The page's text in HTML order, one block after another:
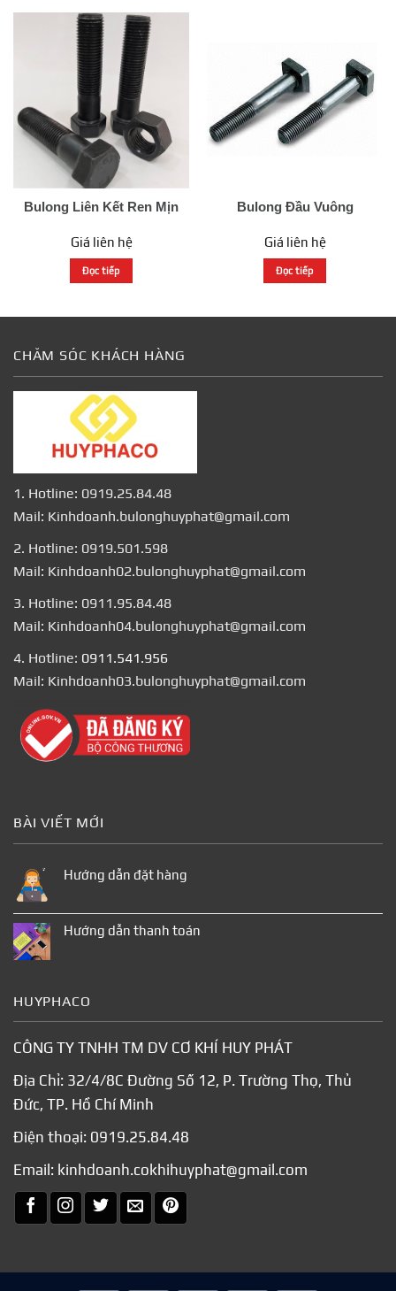
Bulong Liên Kết Ren Mịn
Giá liên hệ
Đọc tiếp
Bulong Đầu Vuông
Giá liên hệ
Đọc tiếp
CHĂM SÓC KHÁCH HÀNG
1. Hotline: 0919.25.84.48
Mail: Kinhdoanh.bulonghuyphat@gmail.com
2. Hotline: 0919.501.598
Mail: Kinhdoanh02.bulonghuyphat@gmail.com
3. Hotline: 0911.95.84.48
Mail: Kinhdoanh04.bulonghuyphat@gmail.com
4. Hotline: 0911.541.956
Mail: Kinhdoanh03.bulonghuyphat@gmail.com
BÀI VIẾT MỚI
Hướng dẫn đặt hàng
Hướng dẫn thanh toán
HUYPHACO
CÔNG TY TNHH TM DV CƠ KHÍ HUY PHÁT
Địa Chỉ: 32/4/8C Đường Số 12, P. Trường Thọ, Thủ
Đức, TP. Hồ Chí Minh
Điện thoại: 0919.25.84.48
Email: kinhdoanh.cokhihuyphat@gmail.com